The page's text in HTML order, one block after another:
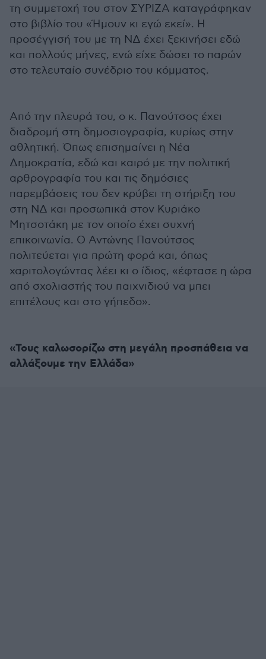
τη συμμετοχή του στον ΣΥΡΙΖΑ καταγράφηκαν
στο βιβλίο του «Ήμουν κι εγώ εκεί». Η
προσέγγισή του με τη ΝΔ έχει ξεκινήσει εδώ
και πολλούς μήνες, ενώ είχε δώσει το παρών
στο τελευταίο συνέδριο του κόμματος.
Από την πλευρά του, ο κ. Πανούτσος έχει
διαδρομή στη δημοσιογραφία, κυρίως στην
αθλητική. Όπως επισημαίνει η Νέα
Δημοκρατία, εδώ και καιρό με την πολιτική
αρθρογραφία του και τις δημόσιες
παρεμβάσεις του δεν κρύβει τη στήριξη του
στη ΝΔ και προσωπικά στον Κυριάκο
Μητσοτάκη με τον οποίο έχει συχνή
επικοινωνία. Ο Αντώνης Πανούτσος
πολιτεύεται για πρώτη φορά και, όπως
χαριτολογώντας λέει κι ο ίδιος, «έφτασε η ώρα
από σχολιαστής του παιχνιδιού να μπει
επιτέλους και στο γήπεδο».
«Τους καλωσορίζω στη μεγάλη προσπάθεια να
αλλάξουμε την Ελλάδα»